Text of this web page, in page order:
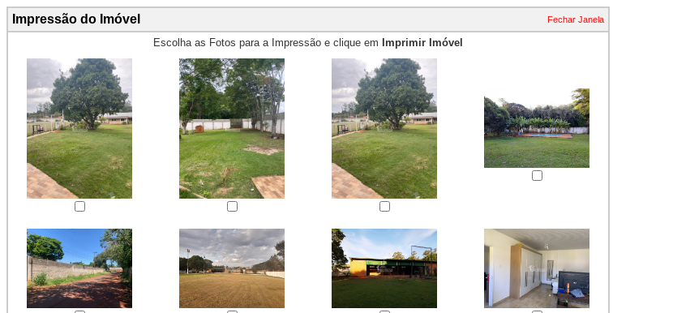
Impressão do Imóvel Fechar Janela
Escolha as Fotos para a Impressão e clique em Imprimir Imóvel